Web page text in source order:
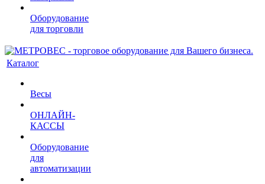
Оборудование
для торговли
Каталог
Весы
ОНЛАЙН-
КАССЫ
Оборудование
для
автоматизации